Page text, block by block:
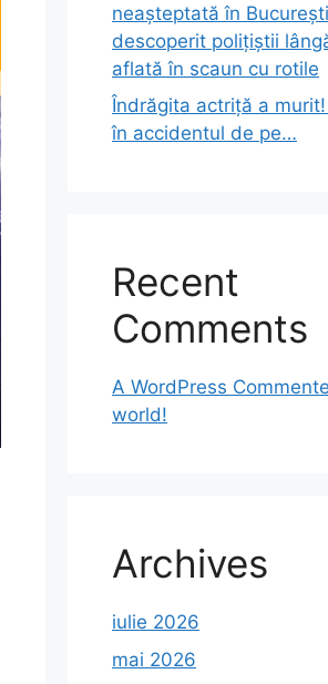
neașteptată în
descoperit polițiștii
aflată în scaun cu rotile
Îndrăgita actriță a
în accidentul de pe…
Recent
Comments
A WordPress
world!
Archives
iulie 2026
mai 2026